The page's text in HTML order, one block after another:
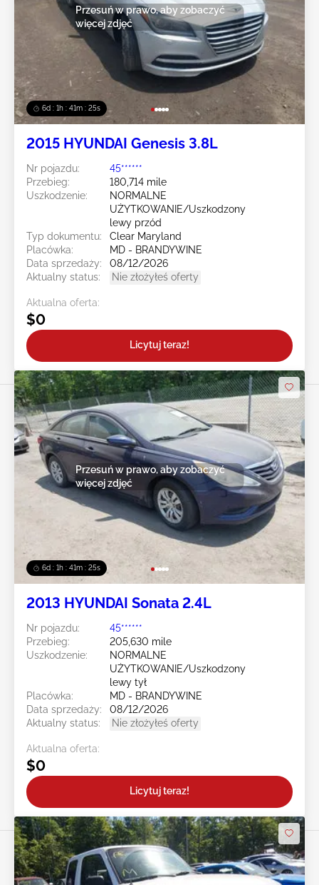
6d : 1h : 41m : 23s
Przesuń w prawo, aby zobaczyć
więcej zdjęć
2015 HYUNDAI Genesis 3.8L
Nr pojazdu:
45******
Przebieg:
180,714 mile
Uszkodzenie:
NORMALNE
UŻYTKOWANIE/Uszkodzony
lewy przód
Typ dokumentu:
Clear Maryland
Placówka:
MD - BRANDYWINE
Data sprzedaży:
08/12/2026
Aktualny status:
Nie złożyłeś oferty
Aktualna oferta:
$0
Licytuj teraz!
6d : 1h : 41m : 23s
Przesuń w prawo, aby zobaczyć
więcej zdjęć
2013 HYUNDAI Sonata 2.4L
Nr pojazdu:
45******
Przebieg:
205,630 mile
Uszkodzenie:
NORMALNE
UŻYTKOWANIE/Uszkodzony
lewy tył
Placówka:
MD - BRANDYWINE
Data sprzedaży:
08/12/2026
Aktualny status:
Nie złożyłeś oferty
Aktualna oferta:
$0
Licytuj teraz!